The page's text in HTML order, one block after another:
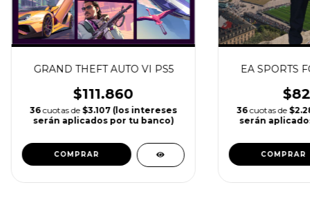
GRAND THEFT AUTO VI PS5
$111.860
36 cuotas de $3.107 (los intereses
serán aplicados por tu banco)
COMPRAR
EA SPORTS
36 cuotas de
serán
COMPRAR